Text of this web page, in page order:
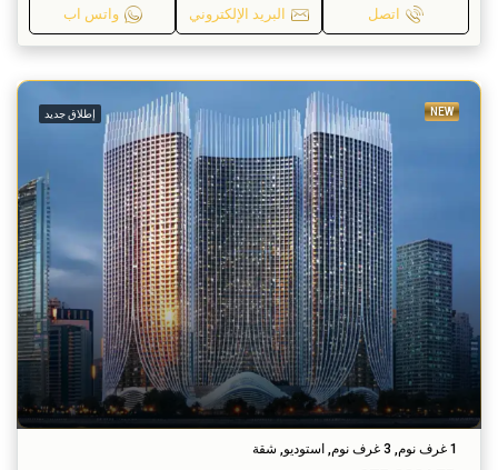
اتصل البريد الإلكتروني واتس اب
NEW إطلاق جديد
1 غرف نوم, 3 غرف نوم, استوديو, شقة